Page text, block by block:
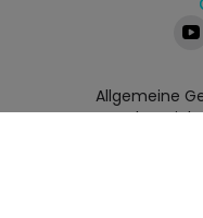
Allgemeine